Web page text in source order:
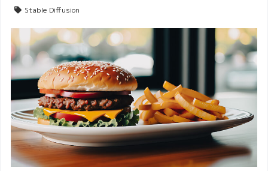
Stable Diffusion